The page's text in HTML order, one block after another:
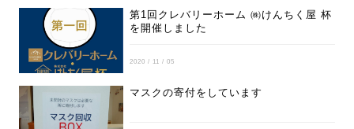
第1回クレバリーホーム ㈱けんちく屋 杯
を開催しました
2020 / 11 / 05
マスクの寄付をしています